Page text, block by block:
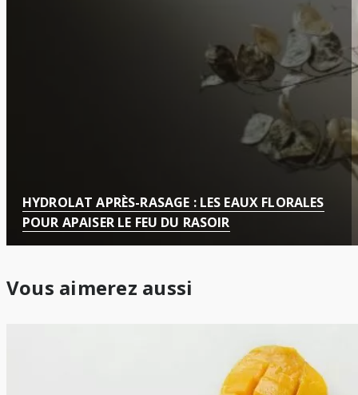
HYDROLAT APRÈS-RASAGE : LES EAUX FLORALES
POUR APAISER LE FEU DU RASOIR
Vous aimerez aussi